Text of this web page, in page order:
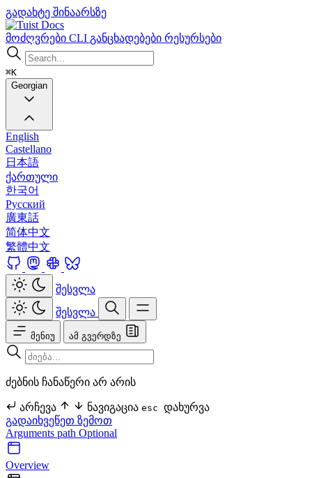
გადახტე შინაარსზე
Docs
მოძღვრები CLI განცხადებები რესურსები
⌘K
Georgian
English
Castellano
日本語
ქართული
한국어
Русский
廣東話
简体中文
繁體中文
შესვლა
შესვლა
მენიუ ამ გვერდზე
ძებნის ჩანაწერი არ არის
არჩევა ნავიგაცია esc დახურვა
გადაიხვეწეთ ზემოთ
Arguments path Optional
Overview